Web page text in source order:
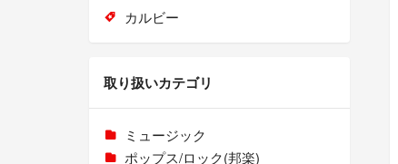
カルビー
取り扱いカテゴリ
ミュージック
ポップス/ロック(邦楽)